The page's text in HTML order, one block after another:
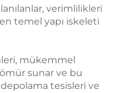
verimlilikleri
temel yapı iskeleti
mükemmel
sunar ve bu
tesisleri ve